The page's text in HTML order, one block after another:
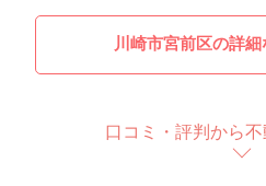
川崎市宮前区の詳
口コミ・評判から